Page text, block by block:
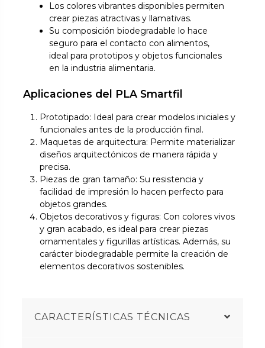
Los colores vibrantes disponibles permiten
crear piezas atractivas y llamativas.
Su composición biodegradable lo hace
seguro para el contacto con alimentos,
ideal para prototipos y objetos funcionales
en la industria alimentaria.
Aplicaciones del PLA Smartfil
Prototipado: Ideal para crear modelos iniciales y
funcionales antes de la producción final.
Maquetas de arquitectura: Permite materializar
diseños arquitectónicos de manera rápida y
precisa.
Piezas de gran tamaño: Su resistencia y
facilidad de impresión lo hacen perfecto para
objetos grandes.
Objetos decorativos y figuras: Con colores vivos
y gran acabado, es ideal para crear piezas
ornamentales y figurillas artísticas. Además, su
carácter biodegradable permite la creación de
elementos decorativos sostenibles.
CARACTERÍSTICAS TÉCNICAS